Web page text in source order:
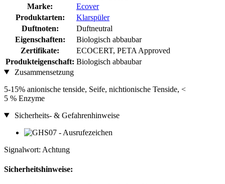
Marke:
Ecover
Produktarten:
Klarspüler
Duftnoten:
Duftneutral
Eigenschaften:
Biologisch abbaubar
Zertifikate:
ECOCERT, PETA Approved
Produkteigenschaft: Biologisch abbaubar
Zusammensetzung
5-15% anionische tenside, Seife, nichtionische Tenside, <
5 % Enzyme
Sicherheits- & Gefahrenhinweise
Signalwort: Achtung
Sicherheitshinweise: